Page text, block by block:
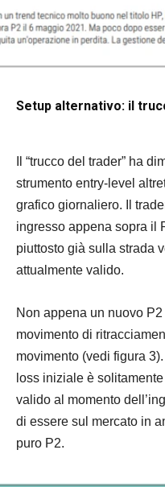
Setup alternativo: il
Il “trucco del trader” ha
strumento entry-level
grafico giornaliero. Il
ingresso appena sopra il
piuttosto già sulla strada
attualmente valido.
Non appena un nuovo
movimento di
movimento (vedi figura
loss iniziale è
valido al momento
di essere sul mercato in
puro P2.